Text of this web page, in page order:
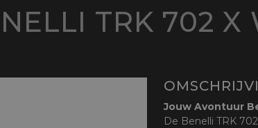
TRK 702 X
Jouw Avontuur
De Benelli TRK